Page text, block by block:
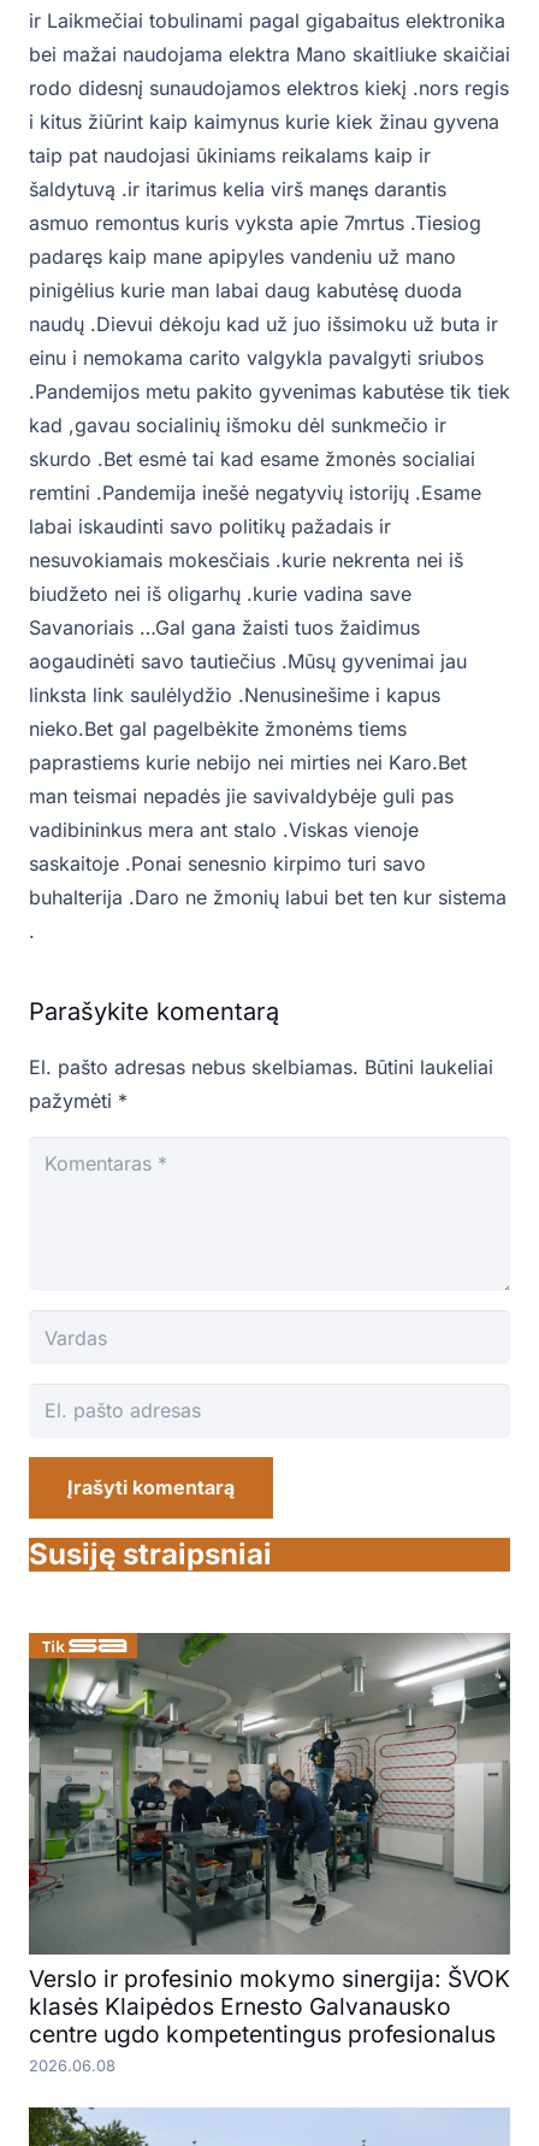
ir Laikmečiai tobulinami pagal gigabaitus elektronika
bei mažai naudojama elektra Mano skaitliuke skaičiai
rodo didesnį sunaudojamos elektros kiekį .nors regis
i kitus žiūrint kaip kaimynus kurie kiek žinau gyvena
taip pat naudojasi ūkiniams reikalams kaip ir
šaldytuvą .ir itarimus kelia virš manęs darantis
asmuo remontus kuris vyksta apie 7mrtus .Tiesiog
padaręs kaip mane apipyles vandeniu už mano
pinigėlius kurie man labai daug kabutėsę duoda
naudų .Dievui dėkoju kad už juo išsimoku už buta ir
einu i nemokama carito valgykla pavalgyti sriubos
.Pandemijos metu pakito gyvenimas kabutėse tik tiek
kad ,gavau socialinių išmoku dėl sunkmečio ir
skurdo .Bet esmė tai kad esame žmonės socialiai
remtini .Pandemija inešė negatyvių istorijų .Esame
labai iskaudinti savo politikų pažadais ir
nesuvokiamais mokesčiais .kurie nekrenta nei iš
biudžeto nei iš oligarhų .kurie vadina save
Savanoriais …Gal gana žaisti tuos žaidimus
aogaudinėti savo tautiečius .Mūsų gyvenimai jau
linksta link saulėlydžio .Nenusinešime i kapus
nieko.Bet gal pagelbėkite žmonėms tiems
paprastiems kurie nebijo nei mirties nei Karo.Bet
man teismai nepadės jie savivaldybėje guli pas
vadibininkus mera ant stalo .Viskas vienoje
saskaitoje .Ponai senesnio kirpimo turi savo
buhalterija .Daro ne žmonių labui bet ten kur sistema
.
Parašykite komentarą
El. pašto adresas nebus skelbiamas. Būtini laukeliai
pažymėti *
Įrašyti komentarą
Susiję straipsniai
Verslo ir profesinio mokymo sinergija: ŠVOK
klasės Klaipėdos Ernesto Galvanausko
centre ugdo kompetentingus profesionalus
2026.06.08